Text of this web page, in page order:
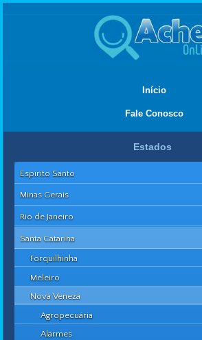
Início
Fale Conosco
Estados
Espírito Santo
Minas Gerais
Rio de Janeiro
Santa Catarina
Forquilhinha
Meleiro
Nova Veneza
Agropecuária
Alarmes